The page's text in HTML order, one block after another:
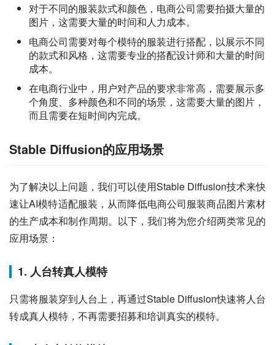
对于不同的服装款式和颜色，电商公司需要拍摄大量的
图片，这需要大量的时间和人力成本。
电商公司需要对每个模特的服装进行搭配，以展示不同
的款式和风格，这需要专业的搭配设计师和大量的时间
成本。
在电商行业中，用户对产品的要求非常高，需要展示多
个角度、多种颜色和不同的场景，这需要大量的图片，
而且需要在短时间内完成。
Stable Diffusion的应用场景
为了解决以上问题，我们可以使用Stable Diffusion技术来快
速让AI模特适配服装，从而降低电商公司服装商品图片素材
的生产成本和制作周期。以下，我们将为您介绍两类常见的
应用场景：
1. 人台转真人模特
只需将服装穿到人台上，再通过Stable Diffusion快速将人台
转成真人模特，不再需要招募和培训真实的模特。